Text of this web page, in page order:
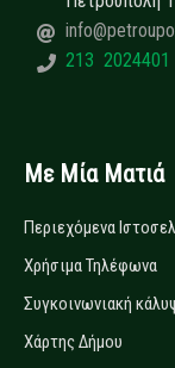
213 2024401
Με Μία Ματιά
Περιεχόμενα
Χρήσιμα Τηλέφωνα
Συγκοινωνιακή
Χάρτης Δήμου